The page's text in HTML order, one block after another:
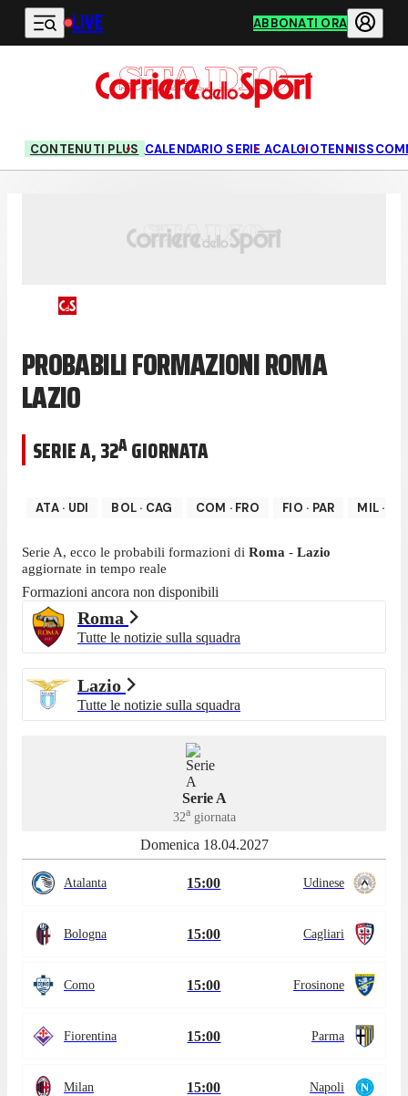
Vai al contenuto principale
LIVE ABBONATI ORA
CONTENUTI PLUS CALENDARIO SERIE ACALCIOTENNIS
PROBABILI FORMAZIONI ROMA
LAZIO
SERIE A,32AGIORNATA
ATA· UDI BOL · CAG COM · FRO FIO · PAR MIL ·
Serie A, ecco le probabili formazioni di Roma - Lazio
aggiornate in tempo reale
Formazioni ancora non disponibili
Roma
Tutte le notizie sulla squadra
Lazio
Tutte le notizie sulla squadra
Serie A
32agiornata
Domenica 18.04.2027
Atalanta 15:00 Udinese
Bologna 15:00 Cagliari
Como 15:00 Frosinone
Fiorentina 15:00 Parma
Milan 15:00 Napoli